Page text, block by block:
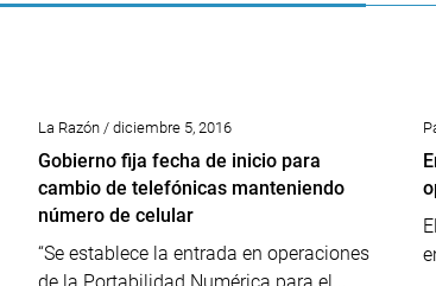
La Razón / diciembre 5, 2016
Gobierno fija fecha de inicio para
cambio de telefónicas manteniendo
número de celular
“Se establece la entrada en operaciones